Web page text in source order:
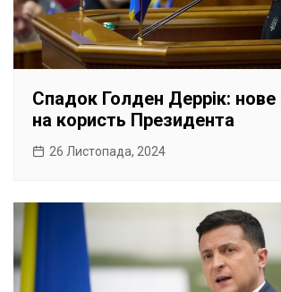
Спадок Голден Деррік: нове
на користь Президента
26 Листопада, 2024